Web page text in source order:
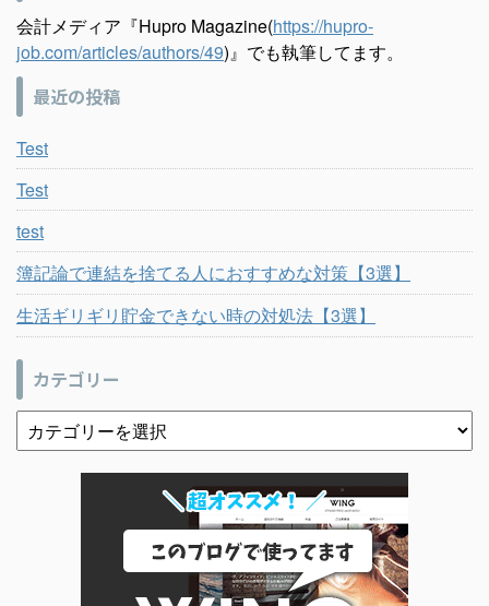
会計メディア『Hupro Magazine(https://hupro-
job.com/articles/authors/49)』でも執筆してます。
最近の投稿
Test
Test
test
簿記論で連結を捨てる人におすすめな対策【3選】
生活ギリギリ貯金できない時の対処法【3選】
カテゴリー